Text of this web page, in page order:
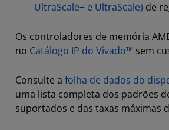
UltraScale+ e UltraScale) de
Os controladores de memória
no Catálogo IP do Vivado™ sem
Consulte a folha de dados do
uma lista completa dos padrões
suportados e das taxas máximas